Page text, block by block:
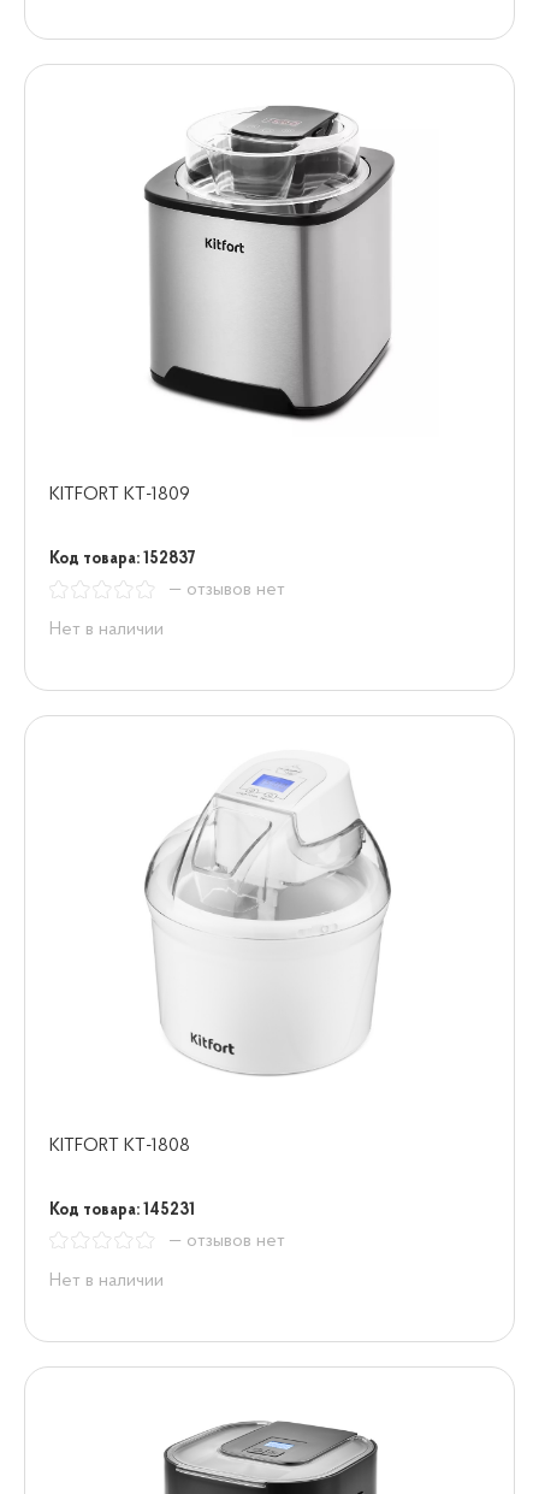
KITFORT КТ-1809
Код товара: 152837
— отзывов нет
Нет в наличии
KITFORT KT-1808
Код товара: 145231
— отзывов нет
Нет в наличии